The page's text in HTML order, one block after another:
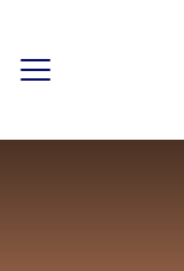
Display/hide main